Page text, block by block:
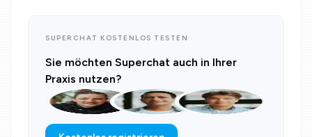
SUPERCHAT KOSTENLOS TESTEN
Sie möchten Superchat auch in Ihrer
Praxis nutzen?